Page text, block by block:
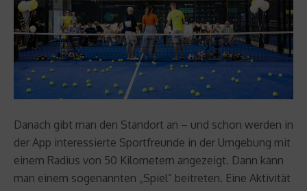
Danach gibt man den Standort an – und schon werden in
der App interessierte Sportfreunde in der Umgebung mit
einem Radius von 50 Kilometern angezeigt. Dann kann
man einem sogenannten „Spiel“ beitreten. Eine Aktivität